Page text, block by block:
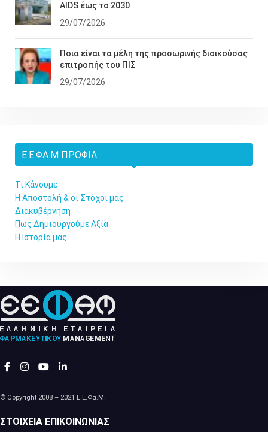
AIDS έως το 2030
29/07/2026
Ποια είναι τα μέλη της προσωρινής διοικούσας
επιτροπής του ΠΙΣ
29/07/2026
Ε.Ε.ΦΑ.Μ ΠΡΟΦΊΛ
Τι Κάνουμε
Η Αποστολή & οι Στόχοι μας
Διακυβέρνηση
Πως Δημιουργούμε Αξία
Η Ιστορία μας
© Copyright 2008 – 2021 Ε.Ε.Φα.Μ.
ΣΤΟΙΧΕΊΑ ΕΠΙΚΟΙΝΩΝΊΑΣ